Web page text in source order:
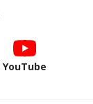
YouTube